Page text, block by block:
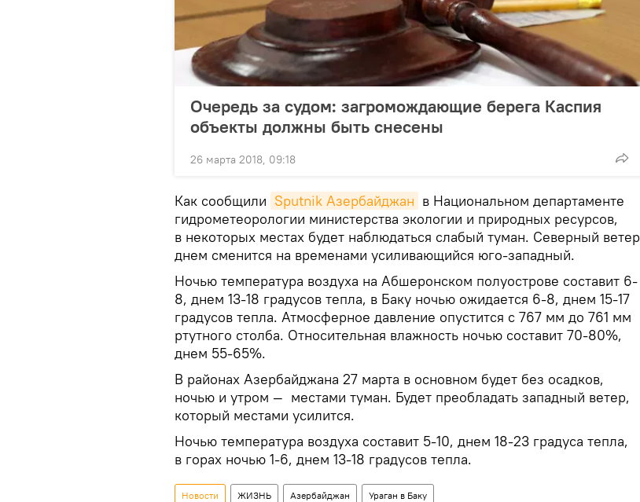
Очередь за судом: загромождающие берега Каспия
объекты должны быть снесены
26 марта 2018, 09:18
Как сообщили Sputnik Азербайджан в Национальном департаменте
гидрометеорологии министерства экологии и природных ресурсов,
в некоторых местах будет наблюдаться слабый туман. Северный ветер
днем сменится на временами усиливающийся юго-западный.
Ночью температура воздуха на Абшеронском полуострове составит 6-
8, днем 13-18 градусов тепла, в Баку ночью ожидается 6-8, днем 15-17
градусов тепла. Атмосферное давление опустится с 767 мм до 761 мм
ртутного столба. Относительная влажность ночью составит 70-80%,
днем 55-65%.
В районах Азербайджана 27 марта в основном будет без осадков,
ночью и утром — местами туман. Будет преобладать западный ветер,
который местами усилится.
Ночью температура воздуха составит 5-10, днем 18-23 градуса тепла,
в горах ночью 1-6, днем 13-18 градусов тепла.
Новости ЖИЗНЬ Азербайджан Ураган в Баку